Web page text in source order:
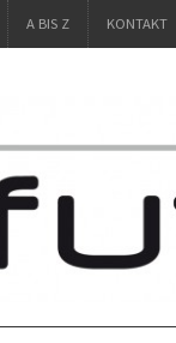
A BIS Z KONTAKT